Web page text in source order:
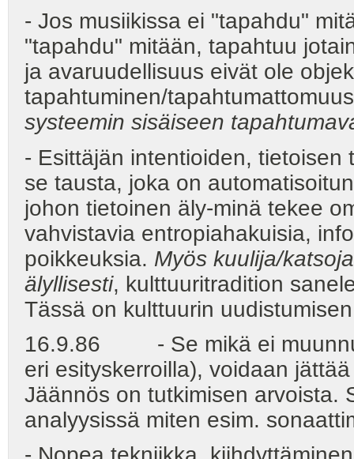
- Jos musiikissa ei "tapahdu"
"tapahdu" mitään, tapahtuu
ja avaruudellisuus eivät ole
tapahtuminen/
systeemin sisäiseen
- Esittäjän intentioiden,
se tausta, joka on
johon tietoinen äly-minä tekee
vahvistavia entropiahakuisia,
poikkeuksia. Myös kuulija/
älyllisesti, kulttuuritradition
Tässä on kulttuurin
16.9.86 - Se mikä ei muunnu
eri esityskerroilla), voidaan
Jäännös on tutkimisen arvoista.
analyysissä miten esim.